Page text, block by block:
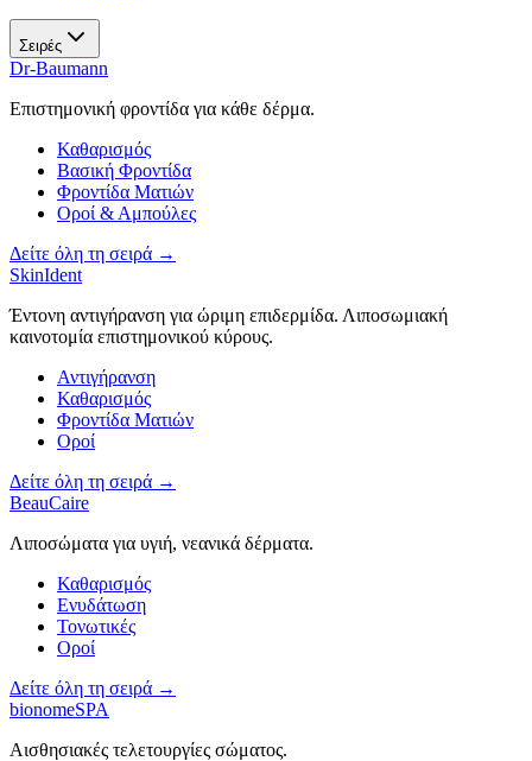
Σειρές
Dr-Baumann
Επιστημονική φροντίδα για κάθε δέρμα.
Καθαρισμός
Βασική Φροντίδα
Φροντίδα Ματιών
Οροί & Αμπούλες
Δείτε όλη τη σειρά →
SkinIdent
Έντονη αντιγήρανση για ώριμη επιδερμίδα. Λιποσωμιακή
καινοτομία επιστημονικού κύρους.
Αντιγήρανση
Καθαρισμός
Φροντίδα Ματιών
Οροί
Δείτε όλη τη σειρά →
BeauCaire
Λιποσώματα για υγιή, νεανικά δέρματα.
Καθαρισμός
Ενυδάτωση
Τονωτικές
Οροί
Δείτε όλη τη σειρά →
bionomeSPA
Αισθησιακές τελετουργίες σώματος.